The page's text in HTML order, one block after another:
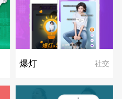
爆灯 社交